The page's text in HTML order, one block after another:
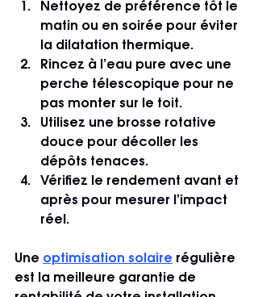
Nettoyez de préférence tôt le
matin ou en soirée pour éviter
la dilatation thermique.
Rincez à l’eau pure avec une
perche télescopique pour ne
pas monter sur le toit.
Utilisez une brosse rotative
douce pour décoller les
dépôts tenaces.
Vérifiez le rendement avant et
après pour mesurer l’impact
réel.
Une optimisation solaire régulière
est la meilleure garantie de